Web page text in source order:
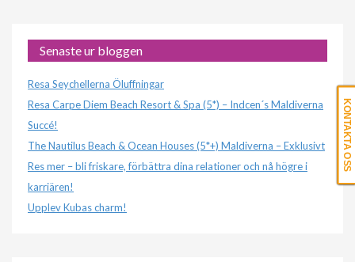
Senaste ur bloggen
Resa Seychellerna Öluffningar
Resa Carpe Diem Beach Resort & Spa (5*) – Indcen´s Maldiverna
Succé!
The Nautilus Beach & Ocean Houses (5*+) Maldiverna – Exklusivt
Res mer – bli friskare, förbättra dina relationer och nå högre i
karriären!
Upplev Kubas charm!
KONTAKTA OSS